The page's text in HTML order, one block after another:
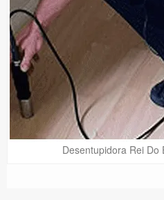
Desentupidora Rei Do